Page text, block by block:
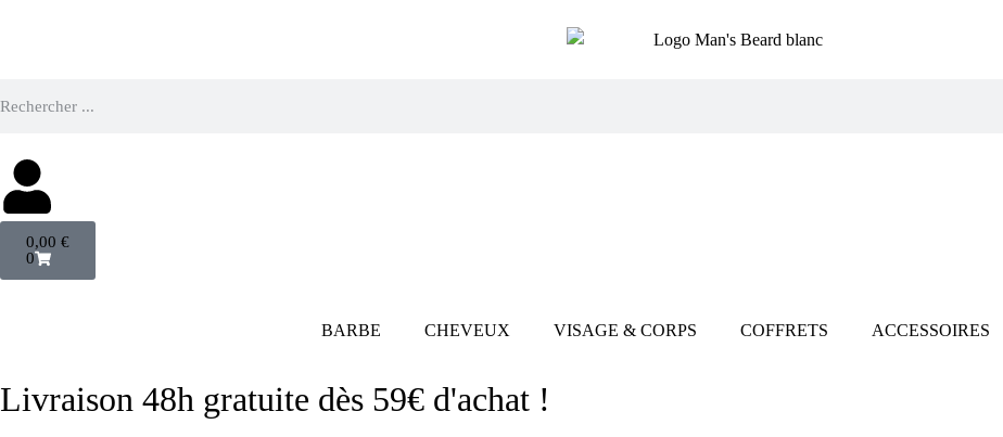
0,00 €
0
BARBE CHEVEUX VISAGE & CORPS COFFRETS ACCESSOIRES
Livraison 48h gratuite dès 59€ d'achat !